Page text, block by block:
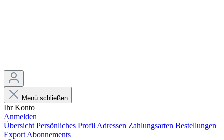
Menü schließen
Ihr Konto
Anmelden
Übersicht Persönliches Profil Adressen Zahlungsarten Bestellungen
Export Abonnements